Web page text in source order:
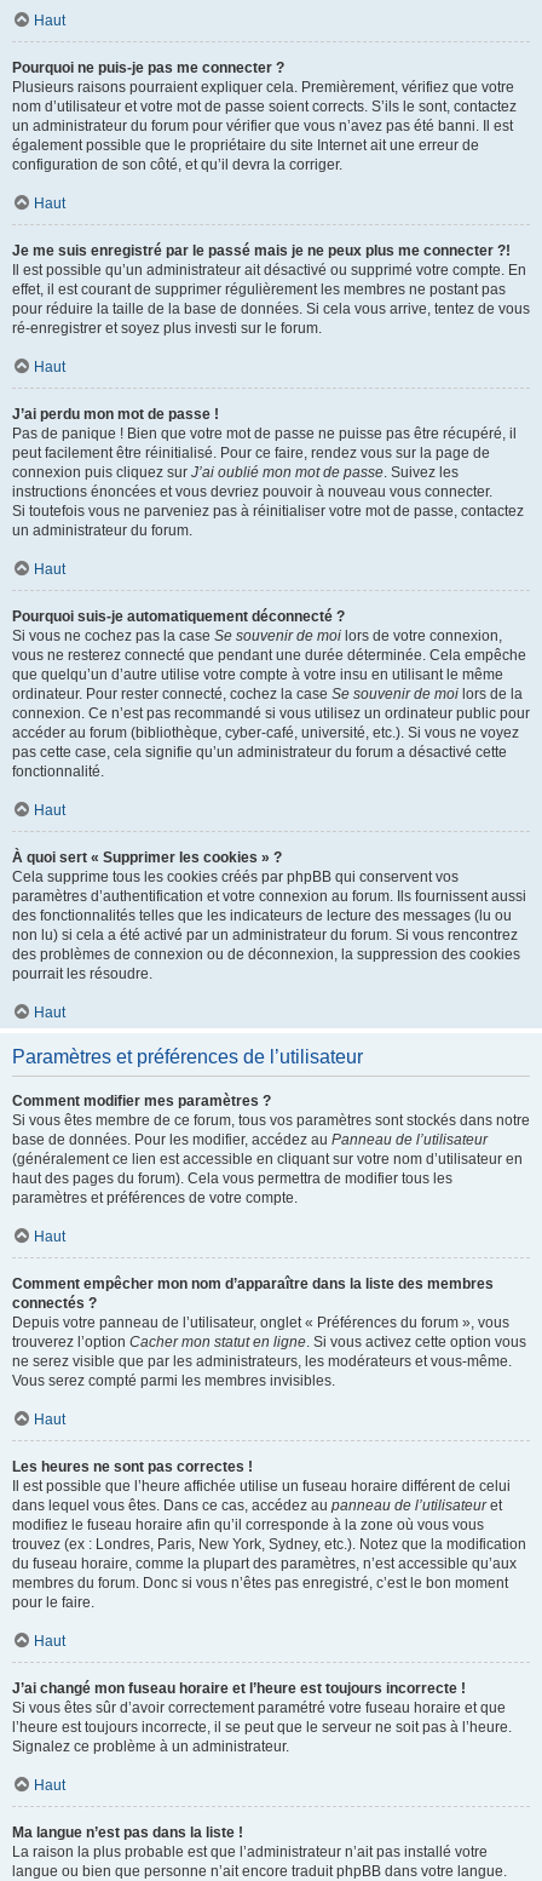
Haut
Pourquoi ne puis-je pas me connecter ?
Plusieurs raisons pourraient expliquer cela. Premièrement, vérifiez que votre
nom d’utilisateur et votre mot de passe soient corrects. S’ils le sont, contactez
un administrateur du forum pour vérifier que vous n’avez pas été banni. Il est
également possible que le propriétaire du site Internet ait une erreur de
configuration de son côté, et qu’il devra la corriger.
Haut
Je me suis enregistré par le passé mais je ne peux plus me connecter ?!
Il est possible qu’un administrateur ait désactivé ou supprimé votre compte. En
effet, il est courant de supprimer régulièrement les membres ne postant pas
pour réduire la taille de la base de données. Si cela vous arrive, tentez de vous
ré-enregistrer et soyez plus investi sur le forum.
Haut
J’ai perdu mon mot de passe !
Pas de panique ! Bien que votre mot de passe ne puisse pas être récupéré, il
peut facilement être réinitialisé. Pour ce faire, rendez vous sur la page de
connexion puis cliquez sur J’ai oublié mon mot de passe. Suivez les
instructions énoncées et vous devriez pouvoir à nouveau vous connecter.
Si toutefois vous ne parveniez pas à réinitialiser votre mot de passe, contactez
un administrateur du forum.
Haut
Pourquoi suis-je automatiquement déconnecté ?
Si vous ne cochez pas la case Se souvenir de moi lors de votre connexion,
vous ne resterez connecté que pendant une durée déterminée. Cela empêche
que quelqu’un d’autre utilise votre compte à votre insu en utilisant le même
ordinateur. Pour rester connecté, cochez la case Se souvenir de moi lors de la
connexion. Ce n’est pas recommandé si vous utilisez un ordinateur public pour
accéder au forum (bibliothèque, cyber-café, université, etc.). Si vous ne voyez
pas cette case, cela signifie qu’un administrateur du forum a désactivé cette
fonctionnalité.
Haut
À quoi sert « Supprimer les cookies » ?
Cela supprime tous les cookies créés par phpBB qui conservent vos
paramètres d’authentification et votre connexion au forum. Ils fournissent aussi
des fonctionnalités telles que les indicateurs de lecture des messages (lu ou
non lu) si cela a été activé par un administrateur du forum. Si vous rencontrez
des problèmes de connexion ou de déconnexion, la suppression des cookies
pourrait les résoudre.
Haut
Paramètres et préférences de l’utilisateur
Comment modifier mes paramètres ?
Si vous êtes membre de ce forum, tous vos paramètres sont stockés dans notre
base de données. Pour les modifier, accédez au Panneau de l’utilisateur
(généralement ce lien est accessible en cliquant sur votre nom d’utilisateur en
haut des pages du forum). Cela vous permettra de modifier tous les
paramètres et préférences de votre compte.
Haut
Comment empêcher mon nom d’apparaître dans la liste des membres
connectés ?
Depuis votre panneau de l’utilisateur, onglet « Préférences du forum », vous
trouverez l’option Cacher mon statut en ligne. Si vous activez cette option vous
ne serez visible que par les administrateurs, les modérateurs et vous-même.
Vous serez compté parmi les membres invisibles.
Haut
Les heures ne sont pas correctes !
Il est possible que l’heure affichée utilise un fuseau horaire différent de celui
dans lequel vous êtes. Dans ce cas, accédez au panneau de l’utilisateuret
modifiez le fuseau horaire afin qu’il corresponde à la zone où vous vous
trouvez (ex : Londres, Paris, New York, Sydney, etc.). Notez que la modification
du fuseau horaire, comme la plupart des paramètres, n’est accessible qu’aux
membres du forum. Donc si vous n’êtes pas enregistré, c’est le bon moment
pour le faire.
Haut
J’ai changé mon fuseau horaire et l’heure est toujours incorrecte !
Si vous êtes sûr d’avoir correctement paramétré votre fuseau horaire et que
l’heure est toujours incorrecte, il se peut que le serveur ne soit pas à l’heure.
Signalez ce problème à un administrateur.
Haut
Ma langue n’est pas dans la liste !
La raison la plus probable est que l’administrateur n’ait pas installé votre
langue ou bien que personne n’ait encore traduit phpBB dans votre langue.